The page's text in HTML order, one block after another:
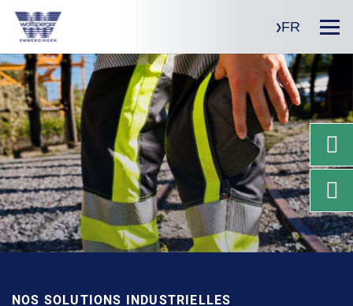
FR
NOS SOLUTIONS INDUSTRIELLES